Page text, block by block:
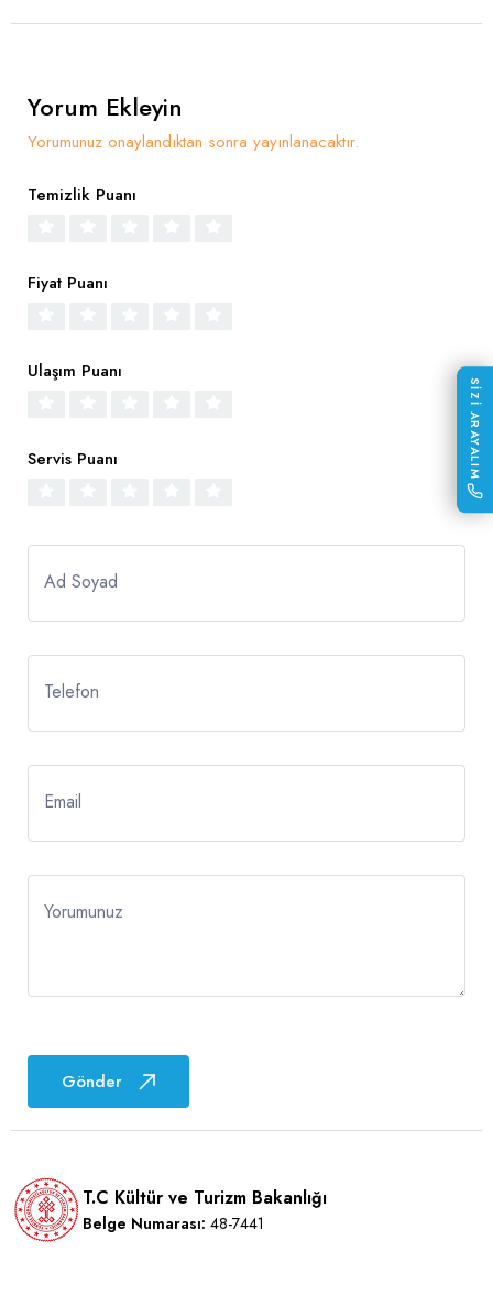
Yorum Ekleyin
Yorumunuz onaylandıktan sonra yayınlanacaktır.
Temizlik Puanı
Fiyat Puanı
Ulaşım Puanı
Servis Puanı
Ad Soyad
Telefon
Email
Yorumunuz
Gönder
T.C Kültür ve Turizm Bakanlığı
Belge Numarası: 48-7441
SİZİ ARAYALIM